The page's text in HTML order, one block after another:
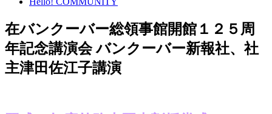
在バンクーバー総領事館開館１２５周
年記念講演会 バンクーバー新報社、社
主津田佐江子講演